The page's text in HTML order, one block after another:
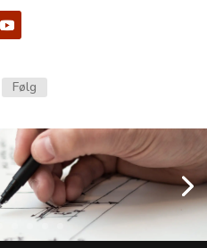
Følg